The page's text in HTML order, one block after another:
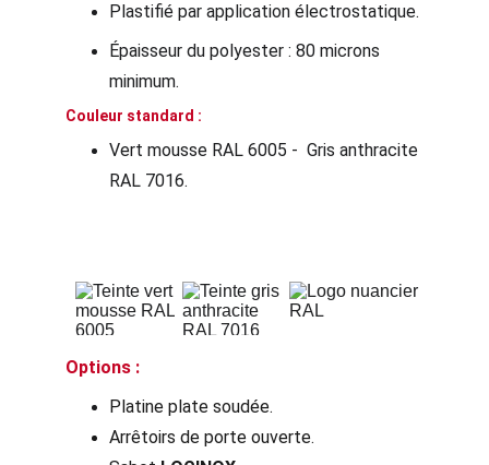
Plastifié par application électrostatique.
Épaisseur du polyester : 80 microns
minimum.
Couleur standard :
Vert mousse RAL 6005 -  Gris anthracite
RAL 7016.
Options :
Platine plate soudée.
Arrêtoirs de porte ouverte.